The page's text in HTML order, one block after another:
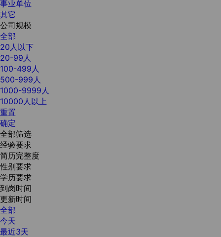
事业单位
其它
公司规模
全部
20人以下
20-99人
100-499人
500-999人
1000-9999人
10000人以上
重置
确定
全部筛选
经验要求
简历完整度
性别要求
学历要求
到岗时间
更新时间
全部
今天
最近3天